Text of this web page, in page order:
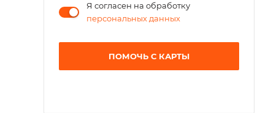
Я согласен на обработку
персональных данных
ПОМОЧЬ С КАРТЫ